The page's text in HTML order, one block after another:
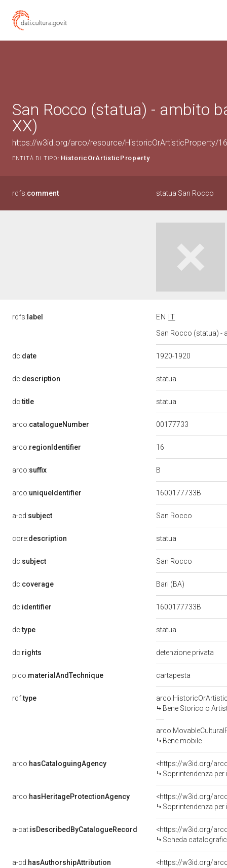
San Rocco (statua) - ambito
XX)
https://w3id.org/arco/resource/HistoricOrArtisticProperty/
ENTITÀ DI TIPO: HistoricOrArtisticProperty
rdfs:comment statua San Rocco
rdfs: label EN
IT
San Rocco (statua) -
dc:date 1920-1920
dc:description statua
dc:title statua
arco:catalogueNumber 00177733
arco:regionIdentifier 16
arco:suffix B
arco:uniqueIdentifier 1600177733B
a-cd:subject San Rocco
core:description statua
dc:subject San Rocco
dc:coverage Bari (BA)
dc:identifier 1600177733B
dc:type statua
dc:rights detenzione privata
pico:materialAndTechnique cartapesta
rdf:type
Bene Storico o
Bene mobile
arco:hasCataloguingAgency
<https://w3id.org/
Soprintendenza
arco:hasHeritageProtectionAgency
<https://w3id.org/
Soprintendenza
a-cat:isDescribedByCatalogueRecord
<https://w3id.org/
Scheda
a-cd:hasAuthorshipAttribution
<https://w3id.org/